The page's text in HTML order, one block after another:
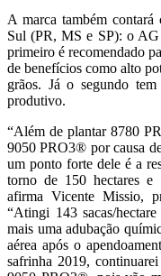
A marca também
Sul (PR, MS e SP): o
primeiro é recomendado
de benefícios como alto
grãos. Já o segundo
produtivo.
“Além de plantar 8780
9050 PRO3® por causa
um ponto forte dele é a
torno de 150 hectares e
afirma Vicente Missio,
“Atingi 143 sacas/
mais uma adubação
aérea após o
safrinha 2019,